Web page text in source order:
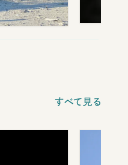
すべて見る